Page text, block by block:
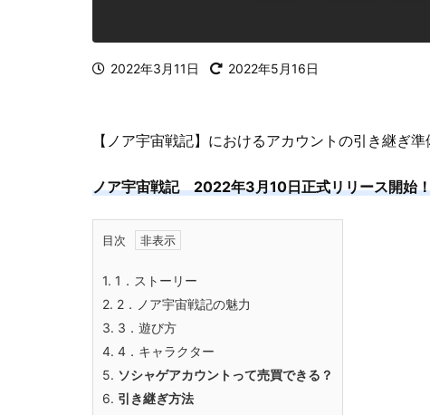
2022年3月11日 2022年5月16日
【ノア宇宙戦記】におけるアカウントの引き継ぎ
ノア宇宙戦記 2022年3月10日正式リリース開始
目次
1. 1．ストーリー
2. 2．ノア宇宙戦記の魅力
3. 3．遊び方
4. 4．キャラクター
5. ソシャゲアカウントって売買できる？
6. 引き継ぎ方法